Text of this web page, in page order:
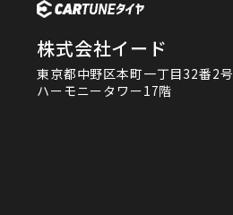
株式会社イード
東京都中野区本町一丁目32番2号
ハーモニータワー17階